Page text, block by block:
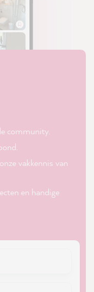
community.
vakkennis van
en handige